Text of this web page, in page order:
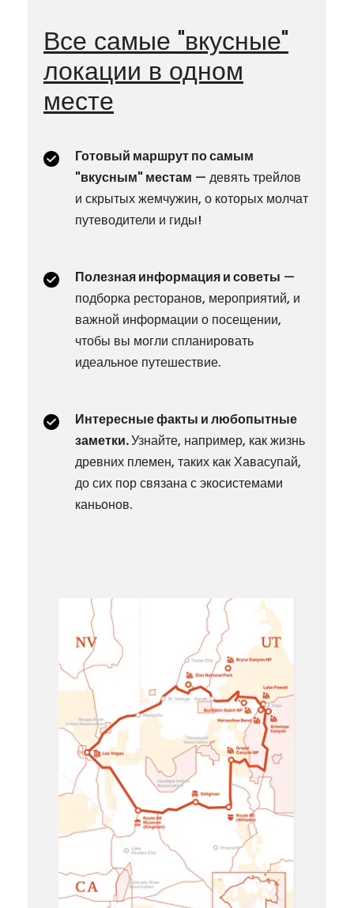
Все самые "вкусные"
локации в одном
месте
Готовый маршрут по самым
"вкусным" местам — девять трейлов
и скрытых жемчужин, о которых молчат
путеводители и гиды!
Полезная информация и советы —
подборка ресторанов, мероприятий, и
важной информации о посещении,
чтобы вы могли спланировать
идеальное путешествие.
Интересные факты и любопытные
заметки.Узнайте, например, как жизнь
древних племен, таких как Хавасупай,
до сих пор связана с экосистемами
каньонов.